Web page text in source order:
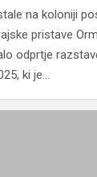
na koloniji
pristave
odprtje
ki je…